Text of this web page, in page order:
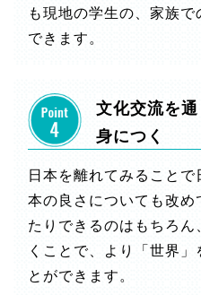
も現地の学生の、家族
できます。
文化交流を
身につく
日本を離れてみること
本の良さについても改
たりできるのはもちろ
くことで、より「世界
とができます。